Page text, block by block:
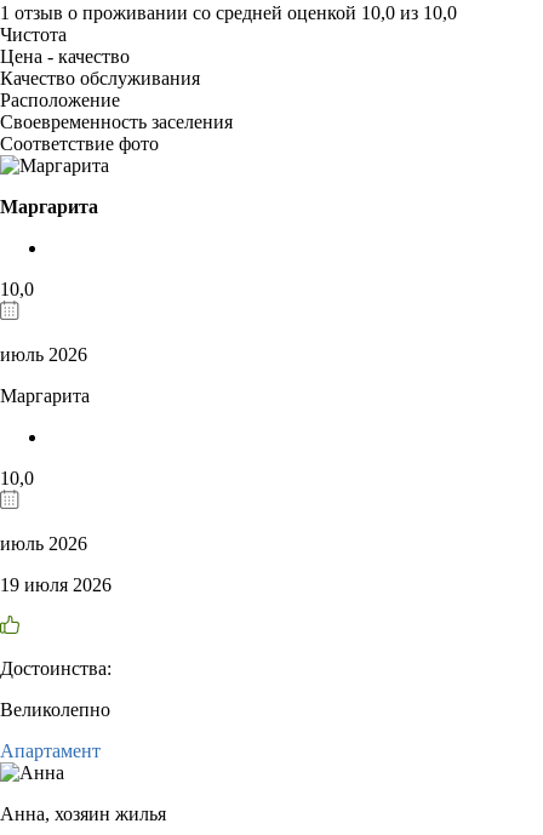
1 отзыв о проживании со средней оценкой 10,0 из 10,0
Чистота
Цена - качество
Качество обслуживания
Расположение
Своевременность заселения
Соответствие фото
Маргарита
10,0
июль 2026
Маргарита
10,0
июль 2026
19 июля 2026
Достоинства:
Великолепно
Апартамент
Анна, хозяин жилья